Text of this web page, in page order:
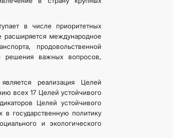
в числе приоритетных
расширяется международное
продовольственной
решения важных вопросов,
реализация Целей
всех 17 Целей устойчивого
Целей устойчивого
государственную политику
и экологического